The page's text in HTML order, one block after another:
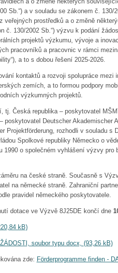
Sb.“) a v souladu se zákonem č. 130/
veřejných prostředků a o změně
č. 130/2002 Sb.“) výzvu k podání
projektů výzkumu, vývoje a
pracovníků a pracovnic v rámci
a to s dobou řešení 2025-2026.
kontaktů a rozvoji spolupráce mezi
zemích, a to formou podpory
výzkumných projektů.
tj. Česká republika – poskytovatel
Deutscher Akademischer
Projektförderung, rozhodli v souladu s
Spolkové republiky Německo o
1990 o společném vyhlášení výzvy pro
na české straně. Současně s
na německé straně. Zahraniční
pravidel německého poskytovatele.
dotace ve Výzvě 8J25DE končí dne
kB)
soubor typu docx, (93,26 kB)
zde: Förderprogramme finden -